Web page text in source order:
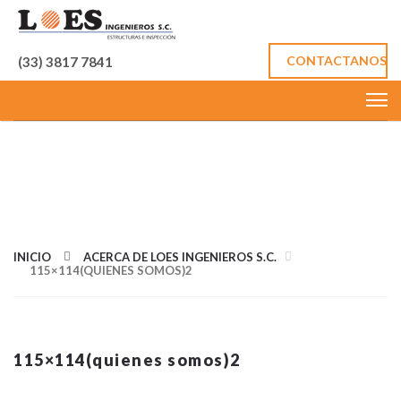
(33) 3817 7841 CONTACTANOS
INICIO
ACERCA DE LOES INGENIEROS S.C.
115×114(QUIENES SOMOS)2
115×114(quienes somos)2